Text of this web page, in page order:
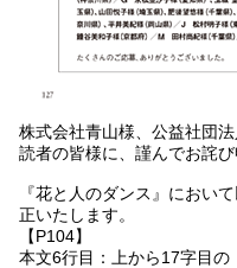
株式会社青山様、公益社団
読者の皆様に、謹んでお詫び
『花と人のダンス』におい
正いたします。
【P104】
本文6行目：上から17字目の